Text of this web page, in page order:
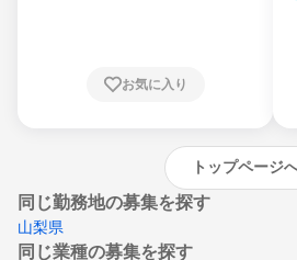
崎県、熊本県、大分県、宮崎県、鹿児島県、
お気に入り
トップページ
同じ勤務地の募集を探す
山梨県
同じ業種の募集を探す